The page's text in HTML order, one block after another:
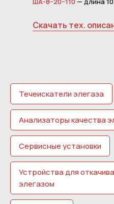
Скачать тех.
Течеискатели элегаза
Анализаторы качества
Сервисные установки
Устройства для
элегазом